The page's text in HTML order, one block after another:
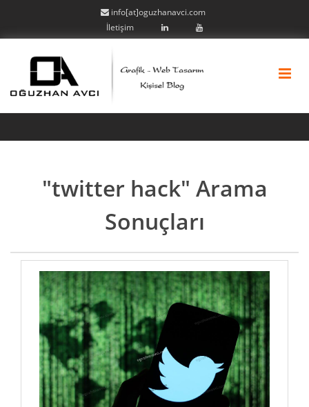
info[at]oguzhanavci.com
İletişim
"twitter hack" Arama
Sonuçları